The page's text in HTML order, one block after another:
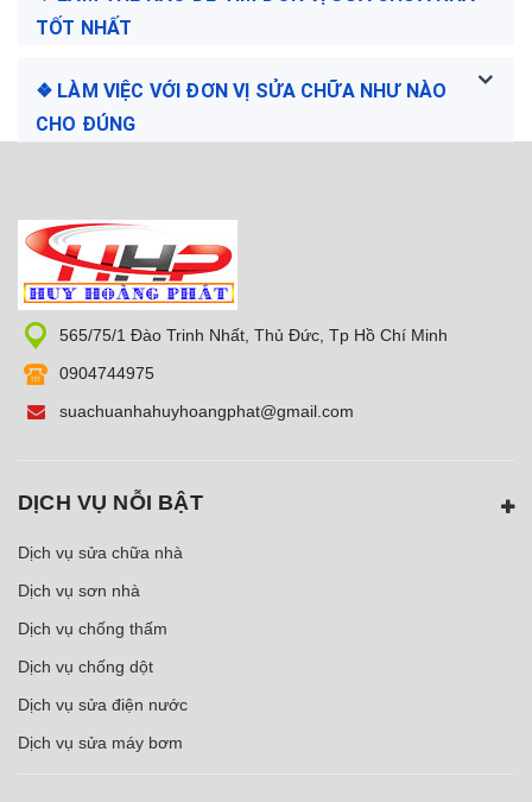
TỐT NHẤT
❖ LÀM VIỆC VỚI ĐƠN VỊ SỬA CHỮA NHƯ NÀO
CHO ĐÚNG
565/75/1 Đào Trinh Nhất, Thủ Đức, Tp Hồ Chí Minh
0904744975
suachuanhahuyhoangphat@gmail.com
DỊCH VỤ NỖI BẬT
Dịch vụ sửa chữa nhà
Dịch vụ sơn nhà
Dịch vụ chống thấm
Dịch vụ chống dột
Dịch vụ sửa điện nước
Dịch vụ sửa máy bơm